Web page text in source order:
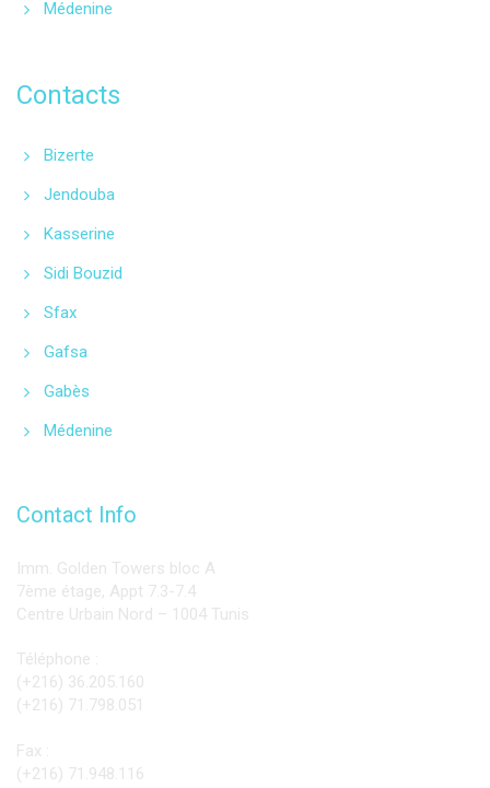
Médenine
Contacts
Bizerte
Jendouba
Kasserine
Sidi Bouzid
Sfax
Gafsa
Gabès
Médenine
Contact Info
Imm. Golden Towers bloc A
7ème étage, Appt 7.3-7.4
Centre Urbain Nord – 1004 Tunis
Téléphone :
(+216) 36.205.160
(+216) 71.798.051
Fax :
(+216) 71.948.116